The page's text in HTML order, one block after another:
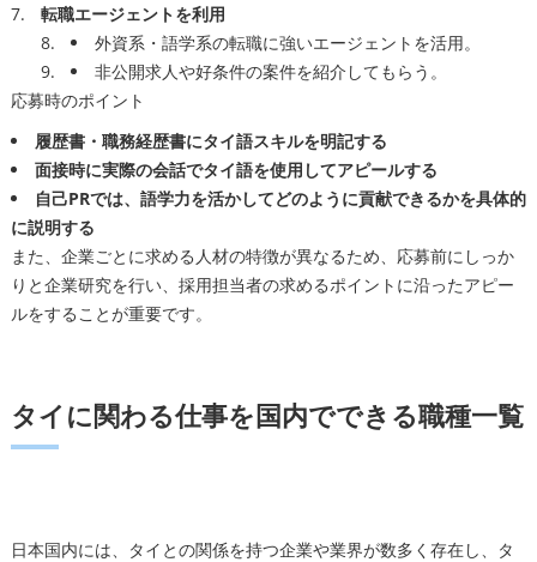
転職エージェントを利用
外資系・語学系の転職に強いエージェントを活用。
非公開求人や好条件の案件を紹介してもらう。
応募時のポイント
履歴書・職務経歴書にタイ語スキルを明記する
面接時に実際の会話でタイ語を使用してアピールする
自己PRでは、語学力を活かしてどのように貢献できるかを具体的
に説明する
また、企業ごとに求める人材の特徴が異なるため、応募前にしっか
りと企業研究を行い、採用担当者の求めるポイントに沿ったアピー
ルをすることが重要です。
タイに関わる仕事を国内でできる職種一覧
日本国内には、タイとの関係を持つ企業や業界が数多く存在し、タ